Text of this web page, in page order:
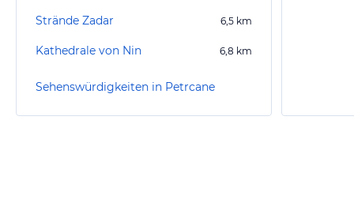
Strände Zadar 6,5 km
Kathedrale von Nin 6,8 km
Sehenswürdigkeiten in Petrcane